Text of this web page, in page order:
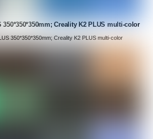
350*350*350mm; Creality K2 PLUS multi-color
350*350*350mm; Creality K2 PLUS multi-color